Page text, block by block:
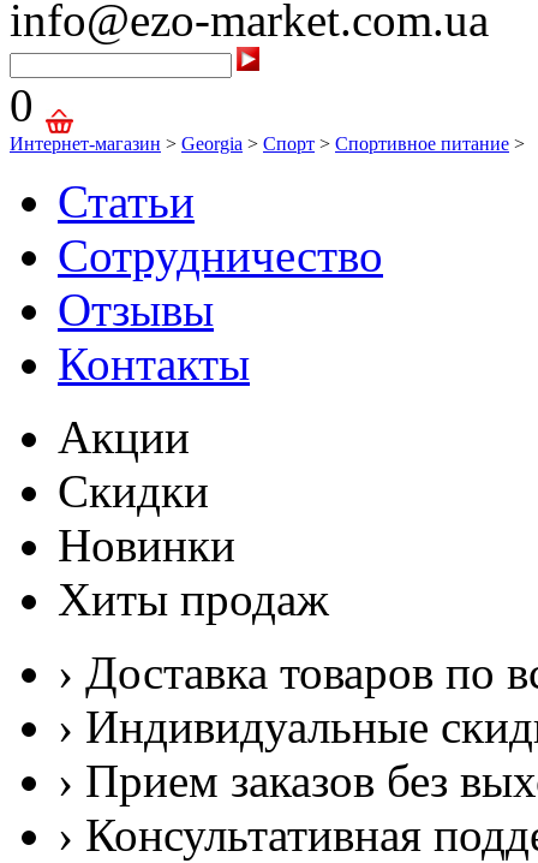
info@ezo-market.com.ua
0
Интернет-магазин > Georgia > Спорт > Спортивное питание >
Статьи
Сотрудничество
Отзывы
Контакты
Акции
Скидки
Новинки
Хиты продаж
› Доставка товаров по
› Индивидуальные
› Прием заказов без
› Консультативная